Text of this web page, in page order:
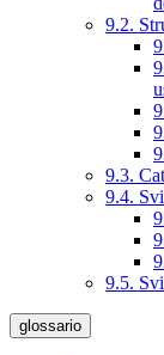
9.2.
9.3.
9.4.
9.5.
glossario